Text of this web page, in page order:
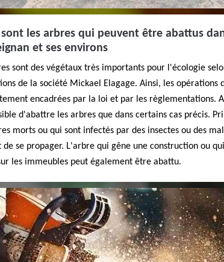
les arbres qui peuvent être abattus
et ses environs
sont des végétaux très importants pour l'écologie
de la société Mickael Elagage. Ainsi, les opérations
encadrées par la loi et par les règlementations.
d'abattre les arbres que dans certains cas précis.
morts ou qui sont infectés par des insectes ou des
de se propager. L'arbre qui gêne une construction ou
les immeubles peut également être abattu.